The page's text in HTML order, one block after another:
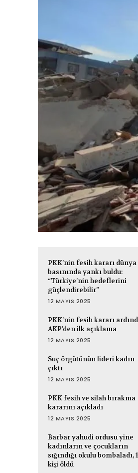
PKK’nin fesih kararı dünya
basınında yankı buldu:
“Türkiye’nin hedeflerini
güçlendirebilir”
12 MAYIS 2025
PKK’nin fesih kararı
AKP’den ilk açıklama
12 MAYIS 2025
Suç örgütünün lideri kadın
çıktı
12 MAYIS 2025
PKK fesih ve silah bırakma
kararını açıkladı
12 MAYIS 2025
Barbar yahudi ordusu yine
kadınların ve çocukların
sığındığı okulu bombaladı,
kişi öldü